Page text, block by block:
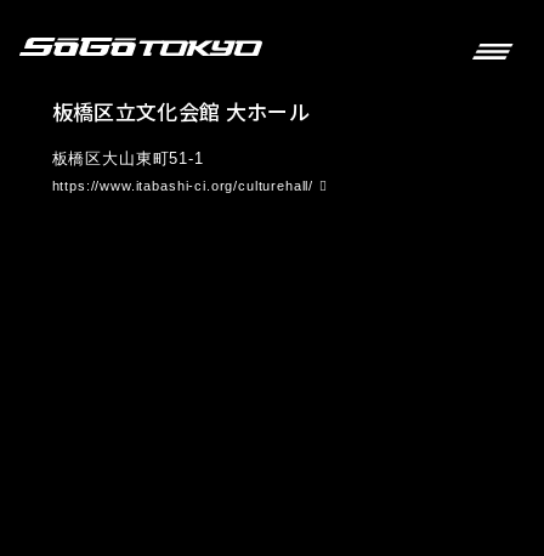
板橋区立文化会館 大ホール
板橋区大山東町51-1
https://www.itabashi-ci.org/culturehall/